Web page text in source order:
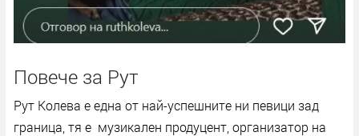
Повече за Рут
Рут Колева е една от най-успешните ни певици зад
граница, тя е музикален продуцент, организатор на